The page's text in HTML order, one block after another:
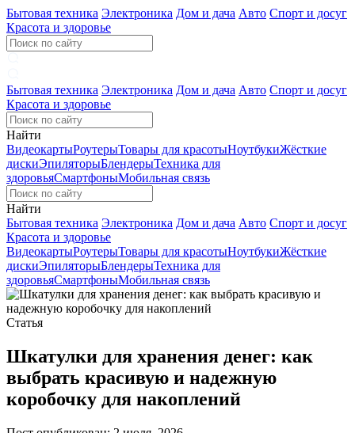
Бытовая техника Электроника Дом и дача Авто Спорт и досуг
Красота и здоровье
Бытовая техника Электроника Дом и дача Авто Спорт и досуг
Красота и здоровье
Найти
ВидеокартыРоутерыТовары для красотыНоутбукиЖёсткие
дискиЭпиляторыБлендерыТехника для
здоровьяСмартфоныМобильная связь
Найти
Бытовая техника Электроника Дом и дача Авто Спорт и досуг
Красота и здоровье
ВидеокартыРоутерыТовары для красотыНоутбукиЖёсткие
дискиЭпиляторыБлендерыТехника для
здоровьяСмартфоныМобильная связь
Статья
Шкатулки для хранения денег: как
выбрать красивую и надежную
коробочку для накоплений